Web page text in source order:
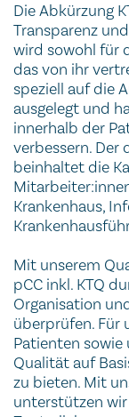
Die Abkürzung
Transparenz
wird sowohl für
das von ihr
speziell auf die
ausgelegt und
innerhalb der
verbessern. Der
beinhaltet die
Krankenhaus,
Mit unserem
pCC inkl. KTQ
Organisation
überprüfen. Für
Patienten sowie
Qualität auf
zu bieten. Mit
unterstützen wir